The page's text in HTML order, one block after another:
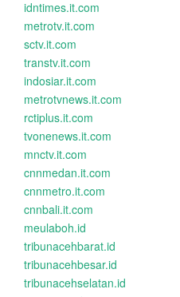
idntimes.it.com
metrotv.it.com
sctv.it.com
transtv.it.com
indosiar.it.com
metrotvnews.it.com
rctiplus.it.com
tvonenews.it.com
mnctv.it.com
cnnmedan.it.com
cnnmetro.it.com
cnnbali.it.com
meulaboh.id
tribunacehbarat.id
tribunacehbesar.id
tribunacehselatan.id